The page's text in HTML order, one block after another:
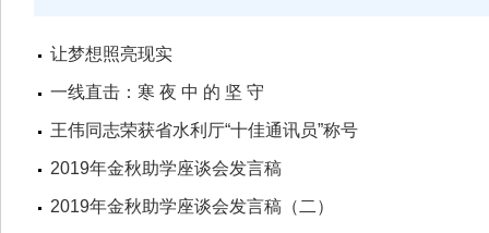
让梦想照亮现实
一线直击：寒 夜 中 的 坚 守
王伟同志荣获省水利厅“十佳通讯员”称号
2019年金秋助学座谈会发言稿
2019年金秋助学座谈会发言稿（二）